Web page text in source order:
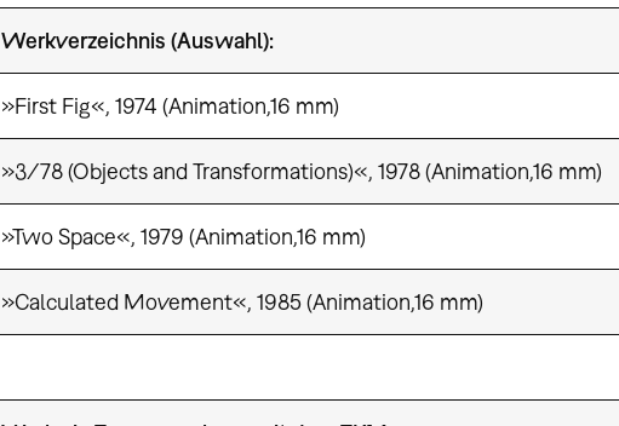
Werkverzeichnis (Auswahl):
»First Fig«, 1974 (Animation,16 mm)
»3/78 (Objects and Transformations)«, 1978 (Animation,16 mm)
»Two Space«, 1979 (Animation,16 mm)
»Calculated Movement«, 1985 (Animation,16 mm)